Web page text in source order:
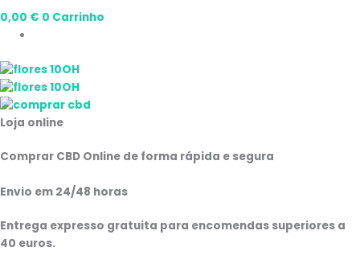
0,00 € 0 Carrinho
Loja online
Comprar CBD Online de forma rápida e segura
Envio em 24/48 horas
Entrega expresso gratuita para encomendas superiores a
40 euros.